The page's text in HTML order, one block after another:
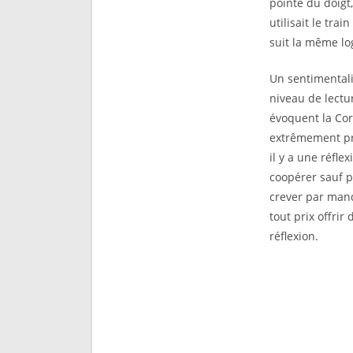
utilisait le train
suit la même
Un
niveau de
évoquent la
extrêmement
il y a une
coopérer sauf
crever par
tout prix offrir
réflexion.